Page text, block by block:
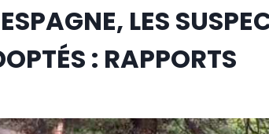
LES
: RAPPORTS